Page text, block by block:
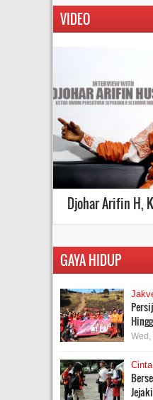
VIDEO
Djohar Arifin H,
GAYA HIDUP
Wed,